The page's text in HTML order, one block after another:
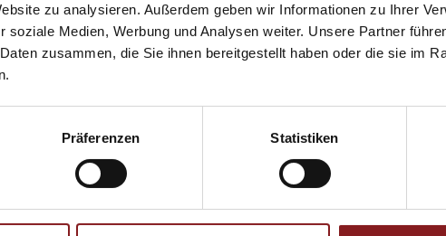
zu analysieren. Außerdem geben wir Informationen zu Ihrer
soziale Medien, Werbung und Analysen weiter. Unsere Partner
zusammen, die Sie ihnen bereitgestellt haben oder die sie im
Präferenzen Statistiken